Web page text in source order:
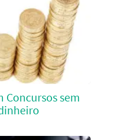
Concursos sem